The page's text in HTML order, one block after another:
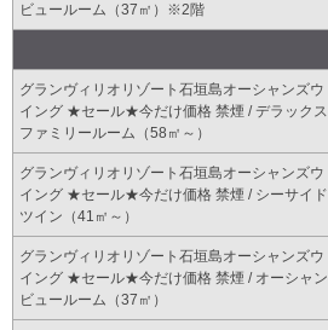
ビュールーム（37㎡）※2階
グランヴィリオリゾート石垣島オーシャンズウ
イング ★セール★今だけ価格 禁煙 / デラックス
ファミリールーム（58㎡～）
グランヴィリオリゾート石垣島オーシャンズウ
イング ★セール★今だけ価格 禁煙 / シーサイド
ツイン（41㎡～）
グランヴィリオリゾート石垣島オーシャンズウ
イング ★セール★今だけ価格 禁煙 / オーシャン
ビュールーム（37㎡）